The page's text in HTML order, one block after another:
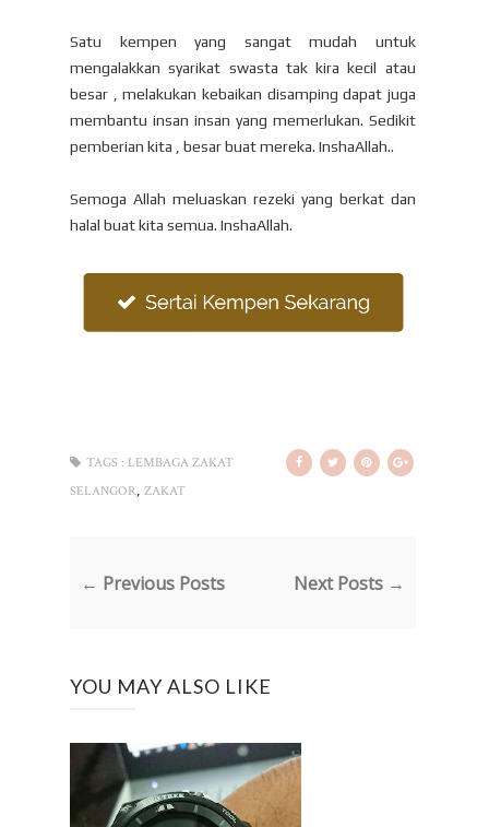
Satu kempen yang sangat mudah untuk
mengalakkan syarikat swasta tak kira kecil atau
besar , melakukan kebaikan disamping dapat juga
membantu insan insan yang memerlukan. Sedikit
pemberian kita , besar buat mereka. InshaAllah..
Semoga Allah meluaskan rezeki yang berkat dan
halal buat kita semua. InshaAllah.
TAGS : LEMBAGA ZAKAT
SELANGOR, ZAKAT
← Previous Posts Next Posts →
YOU MAY ALSO LIKE